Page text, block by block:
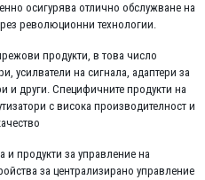
осигурява отлично обслужване на
революционни технологии.
продукти, в това число
усилватели на сигнала, адаптери за
и други. Специфичните продукти на
с висока производителност и
и продукти за управление на
за централизирано управление